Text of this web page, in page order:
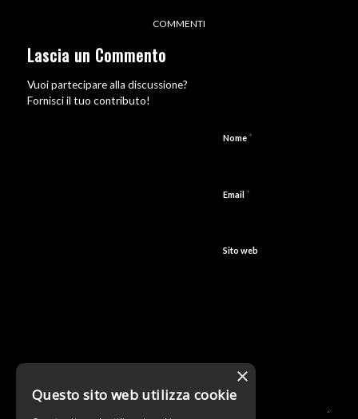
COMMENTI
Lascia un Commento
Vuoi partecipare alla discussione?
Fornisci il tuo contributo!
Nome*
Email*
Sito web
×
Questo sito web utilizza cookie